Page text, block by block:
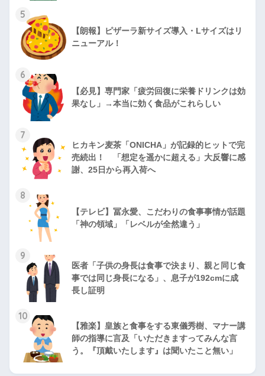
5
【朗報】ピザーラ新サイズ導入・Lサイズはリ
ニューアル！
6
【必見】専門家「疲労回復に栄養ドリンクは効
果なし」→本当に効く食品がこれらしい
7
ヒカキン麦茶「ONICHA」が記録的ヒットで完
売続出！ 「想定を遥かに超える」大反響に感
謝、25日から再入荷へ
8
【テレビ】冨永愛、こだわりの食事事情が話題
「神の領域」「レベルが全然違う」
9
医者「子供の身長は食事で決まり、親と同じ食
事では同じ身長になる」、息子が192cmに成
長し証明
10
【雅楽】皇族と食事をする東儀秀樹、マナー講
師の指導に言及「いただきますってみんな言
う。『頂戴いたします』は聞いたこと無い」